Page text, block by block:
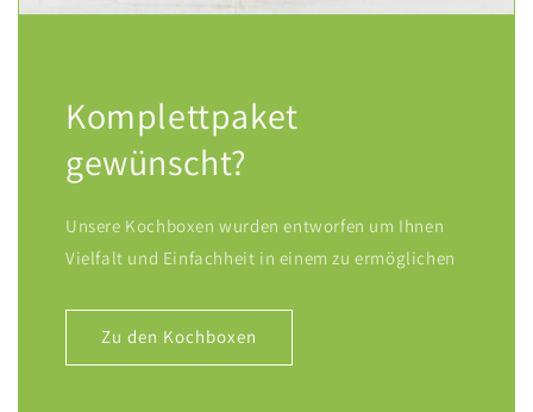
Komplettpaket
gewünscht?
Unsere Kochboxen wurden entworfen um Ihnen
Vielfalt und Einfachheit in einem zu ermöglichen
Zu den Kochboxen